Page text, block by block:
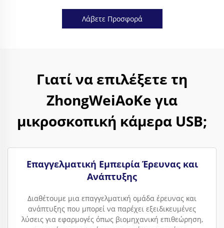
Λάβετε Προσφορά
Γιατί να επιλέξετε τη
ZhongWeiAoKe για
μικροσκοπική κάμερα USB;
Επαγγελματική Εμπειρία Έρευνας και
Ανάπτυξης
Διαθέτουμε μια επαγγελματική ομάδα έρευνας και
ανάπτυξης που μπορεί να παρέχει εξειδικευμένες
λύσεις για εφαρμογές όπως βιομηχανική επιθεώρηση,